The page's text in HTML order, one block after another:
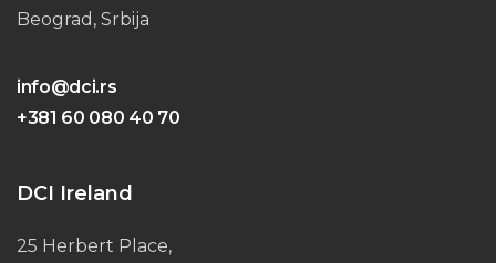
Beograd, Srbija
info@dci.rs
+381 60 080 40 70
DCI Ireland
25 Herbert Place,